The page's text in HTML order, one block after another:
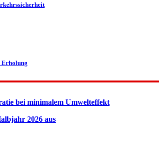
Erholung
bei minimalem Umwelteffekt
2026 aus